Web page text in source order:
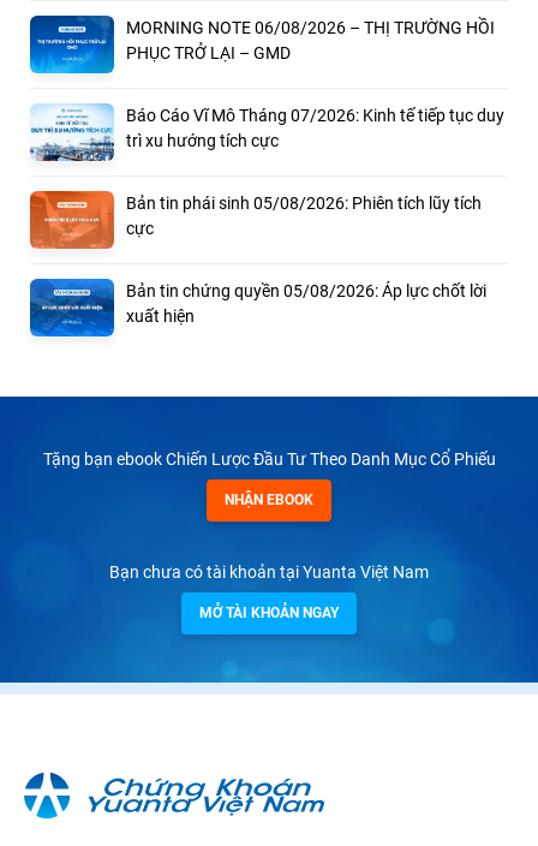
MORNING NOTE 06/08/2026 – THỊ TRƯỜNG HỒI
PHỤC TRỞ LẠI – GMD
Báo Cáo Vĩ Mô Tháng 07/2026: Kinh tế tiếp tục duy
trì xu hướng tích cực
Bản tin phái sinh 05/08/2026: Phiên tích lũy tích
cực
Bản tin chứng quyền 05/08/2026: Áp lực chốt lời
xuất hiện
Tặng bạn ebook Chiến Lược Đầu Tư Theo Danh Mục Cổ Phiếu
NHẬN EBOOK
Bạn chưa có tài khoản tại Yuanta Việt Nam
MỞ TÀI KHOẢN NGAY